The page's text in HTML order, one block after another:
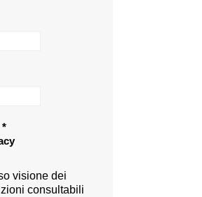
*
visione dei
consultabili